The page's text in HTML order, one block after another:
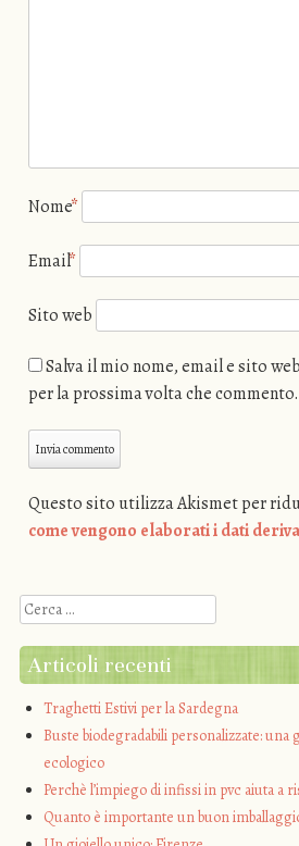
Nome*
Email*
Sito web
Salva il mio nome, email e sito
per la prossima volta che commento.
Questo sito utilizza Akismet per
come vengono elaborati i dati
Cerca
Articoli recenti
Traghetti Estivi per la Sardegna
Buste biodegradabili personalizzate:
ecologico
Perchè l’impiego di infissi in pvc aiuta a
Quanto è importante un buon